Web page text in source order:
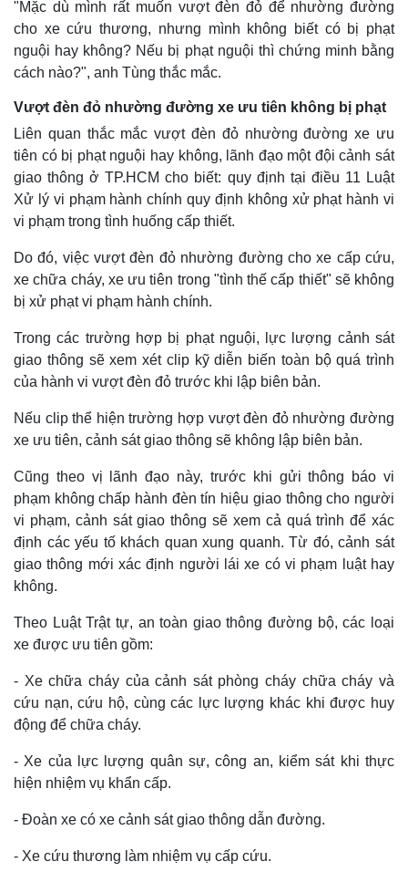
Vụ án
Tin nóng
Tư vấn luật
Vũ khí
Việt Nam
"Mặc dù mình rất muốn vượt đèn đỏ để nhường đường
cho xe cứu thương, nhưng mình không biết có bị phạt
nguội hay không? Nếu bị phạt nguội thì chứng minh bằng
cách nào?", anh Tùng thắc mắc.
Vượt đèn đỏ nhường đường xe ưu tiên không bị phạt
Liên quan thắc mắc vượt đèn đỏ nhường đường xe ưu
tiên có bị phạt nguội hay không, lãnh đạo một đội cảnh sát
giao thông ở TP.HCM cho biết: quy định tại điều 11 Luật
Xử lý vi phạm hành chính quy định không xử phạt hành vi
vi phạm trong tình huống cấp thiết.
Do đó, việc vượt đèn đỏ nhường đường cho xe cấp cứu,
xe chữa cháy, xe ưu tiên trong "tình thế cấp thiết" sẽ không
bị xử phạt vi phạm hành chính.
Trong các trường hợp bị phạt nguội, lực lượng cảnh sát
giao thông sẽ xem xét clip kỹ diễn biến toàn bộ quá trình
của hành vi vượt đèn đỏ trước khi lập biên bản.
Nếu clip thể hiện trường hợp vượt đèn đỏ nhường đường
xe ưu tiên, cảnh sát giao thông sẽ không lập biên bản.
Cũng theo vị lãnh đạo này, trước khi gửi thông báo vi
phạm không chấp hành đèn tín hiệu giao thông cho người
vi phạm, cảnh sát giao thông sẽ xem cả quá trình để xác
định các yếu tố khách quan xung quanh. Từ đó, cảnh sát
giao thông mới xác định người lái xe có vi phạm luật hay
không.
Theo Luật Trật tự, an toàn giao thông đường bộ, các loại
xe được ưu tiên gồm:
- Xe chữa cháy của cảnh sát phòng cháy chữa cháy và
cứu nạn, cứu hộ, cùng các lực lượng khác khi được huy
động để chữa cháy.
- Xe của lực lượng quân sự, công an, kiểm sát khi thực
hiện nhiệm vụ khẩn cấp.
- Đoàn xe có xe cảnh sát giao thông dẫn đường.
- Xe cứu thương làm nhiệm vụ cấp cứu.